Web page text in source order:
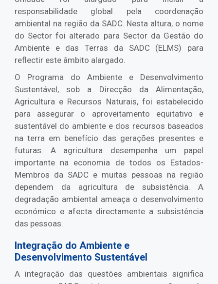
responsabilidade global pela coordenação
ambiental na região da SADC. Nesta altura, o nome
do Sector foi alterado para Sector da Gestão do
Ambiente e das Terras da SADC (ELMS) para
reflectir este âmbito alargado.
O Programa do Ambiente e Desenvolvimento
Sustentável, sob a Direcção da Alimentação,
Agricultura e Recursos Naturais, foi estabelecido
para assegurar o aproveitamento equitativo e
sustentável do ambiente e dos recursos baseados
na terra em benefício das gerações presentes e
futuras. A agricultura desempenha um papel
importante na economia de todos os Estados-
Membros da SADC e muitas pessoas na região
dependem da agricultura de subsistência. A
degradação ambiental ameaça o desenvolvimento
económico e afecta directamente a subsistência
das pessoas.
Integração do Ambiente e
Desenvolvimento Sustentável
A integração das questões ambientais significa